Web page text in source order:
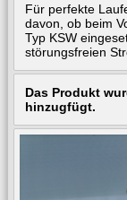
Für perfekte
davon, ob beim
Typ KSW
störungsfreien
Das Produkt
hinzugfügt.